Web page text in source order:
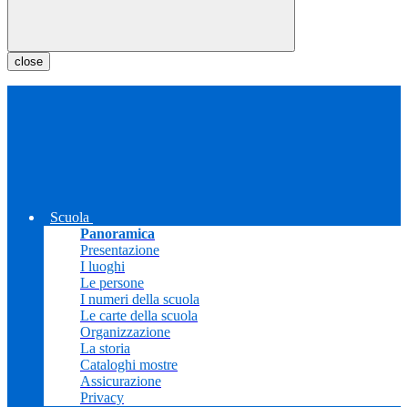
close
Scuola
Panoramica
Presentazione
I luoghi
Le persone
I numeri della scuola
Le carte della scuola
Organizzazione
La storia
Cataloghi mostre
Assicurazione
Privacy